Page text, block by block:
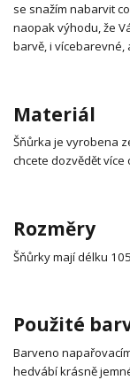
se snažím nabarvit
naopak výhodu, že
barvě, i vícebarevné,
Materiál
Šňůrka je vyrobena
chcete dozvědět
Rozměry
Šňůrky mají délku
Použité
Barveno
hedvábí krásně